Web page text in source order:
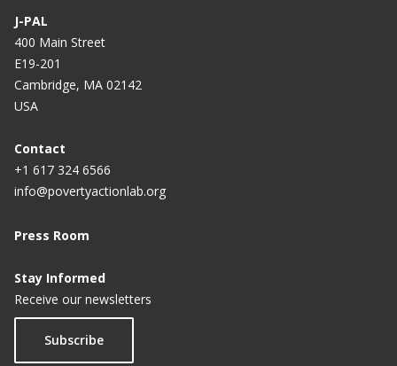
J-PAL
400 Main Street
E19-201
Cambridge, MA 02142
USA
Contact
+1 617 324 6566
info@povertyactionlab.org
Press Room
Stay Informed
Receive our newsletters
Subscribe